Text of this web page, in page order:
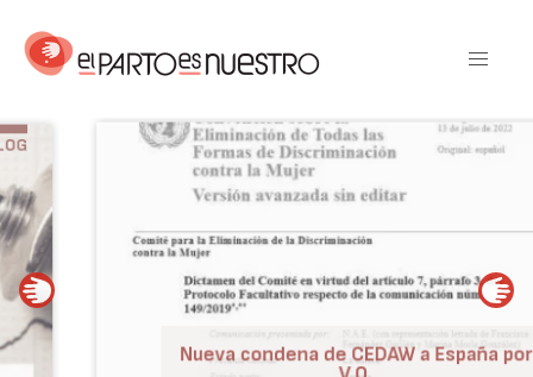
contenido
Nueva condena de CEDAW a España por
BLOG